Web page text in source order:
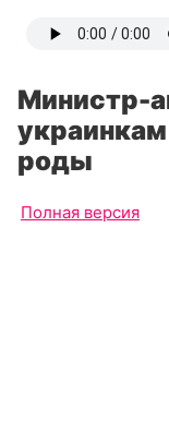
Министр-
роды
Полная версия